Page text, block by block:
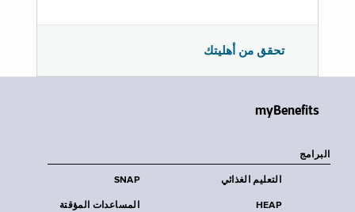
تحقق من أهليتك
myBenefits
البرامج
SNAP التعليم الغذائي
المساعدات المؤقتة HEAP